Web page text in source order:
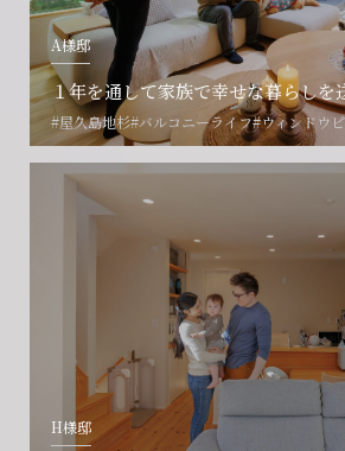
A様邸
１年を通して家族で幸せな暮らしを
#屋久島地杉#バルコニーライフ#ウィンドウ
H様邸
会社に関することや物件に
ご相談はこちら
フォームからのお問い
お電話でのお問い合わせ
賃貸物件入居者様
お困りごとのご相談は
解約のお申し込み
プロコール24ご利用の方
土地の活用・賃貸経営に
ご相談はこちら
フォームからのお問い
賃貸管理事業部へのお問い